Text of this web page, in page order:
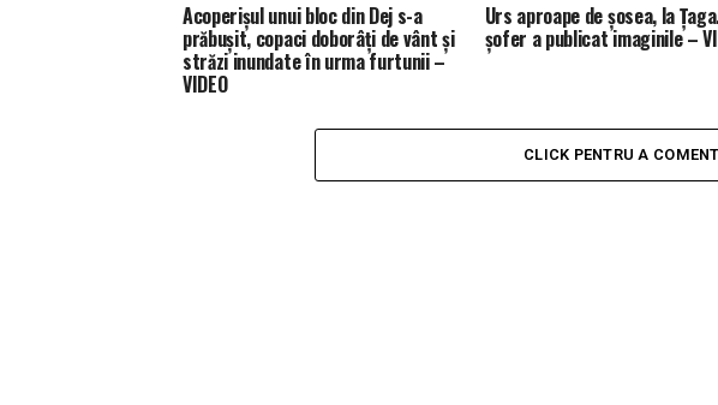
Acoperișul unui bloc din Dej s-a
prăbușit, copaci doborâți de vânt și
străzi inundate în urma furtunii –
VIDEO
Urs aproape de șosea, la
șofer a publicat imaginile –
CLICK PENTRU A